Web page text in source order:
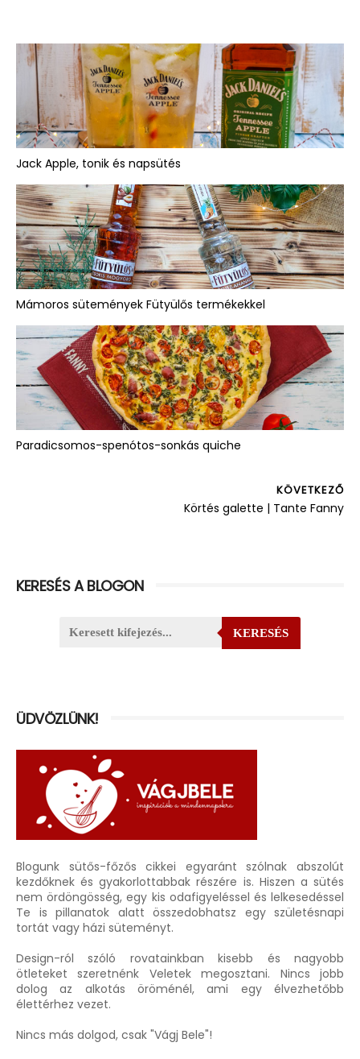
Jack Apple, tonik és napsütés
Mámoros sütemények Fütyülős termékekkel
Paradicsomos-spenótos-sonkás quiche
KÖVETKEZŐ
Körtés galette | Tante Fanny
KERESÉS A BLOGON
KERESÉS
ÜDVÖZLÜNK!
Blogunk sütős-főzős cikkei egyaránt szólnak abszolút
kezdőknek és gyakorlottabbak részére is. Hiszen a sütés
nem ördöngösség, egy kis odafigyeléssel és lelkesedéssel
Te is pillanatok alatt összedobhatsz egy születésnapi
tortát vagy házi süteményt.
Design-ról szóló rovatainkban kisebb és nagyobb
ötleteket szeretnénk Veletek megosztani. Nincs jobb
dolog az alkotás öröménél, ami egy élvezhetőbb
élettérhez vezet.
Nincs más dolgod, csak "Vágj Bele"!